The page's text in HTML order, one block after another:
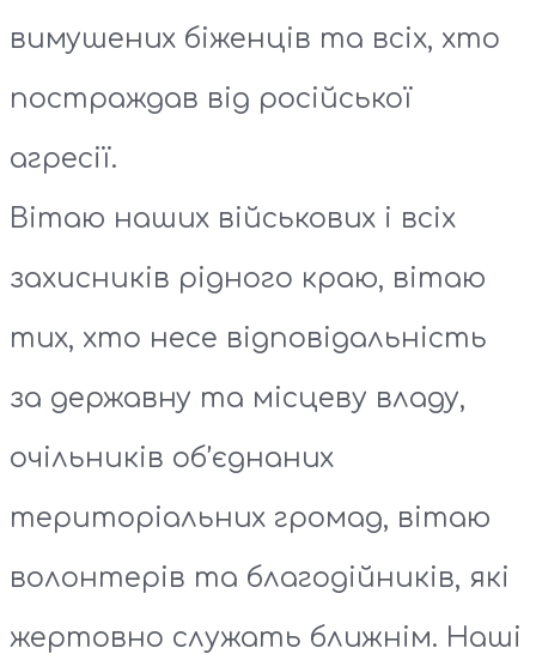
вимушених біженців та всіх, хто
постраждав від російської
агресії.
Вітаю наших військових і всіх
захисників рідного краю, вітаю
тих, хто несе відповідальність
за державну та місцеву владу,
очільників об’єднаних
територіальних громад, вітаю
волонтерів та благодійників, які
жертовно служать ближнім. Наші